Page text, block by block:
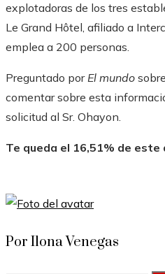
explotadoras de los tres
Le Grand Hôtel, afiliado a
emplea a 200 personas.
Preguntado porEl mundo
comentar sobre esta
solicitud al Sr. Ohayon.
Te queda el 16,51% de
Por Ilona Venegas